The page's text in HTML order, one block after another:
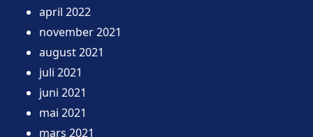
april 2022
november 2021
august 2021
juli 2021
juni 2021
mai 2021
mars 2021